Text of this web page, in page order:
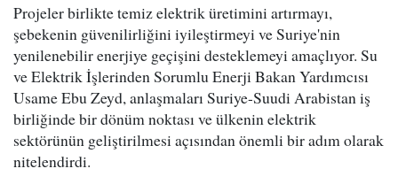
Projeler birlikte temiz elektrik üretimini artırmayı,
şebekenin güvenilirliğini iyileştirmeyi ve Suriye'nin
yenilenebilir enerjiye geçişini desteklemeyi amaçlıyor. Su
ve Elektrik İşlerinden Sorumlu Enerji Bakan Yardımcısı
Usame Ebu Zeyd, anlaşmaları Suriye-Suudi Arabistan iş
birliğinde bir dönüm noktası ve ülkenin elektrik
sektörünün geliştirilmesi açısından önemli bir adım olarak
nitelendirdi.